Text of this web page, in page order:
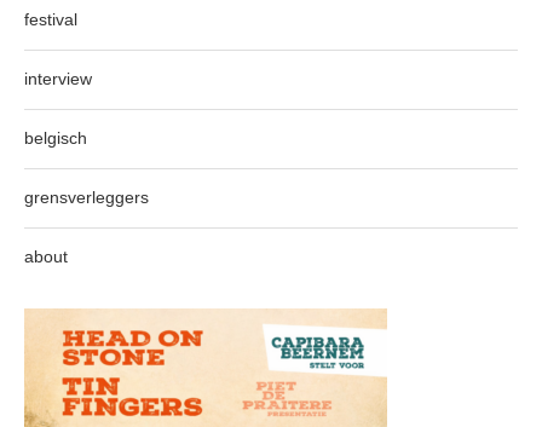
festival
interview
belgisch
grensverleggers
about